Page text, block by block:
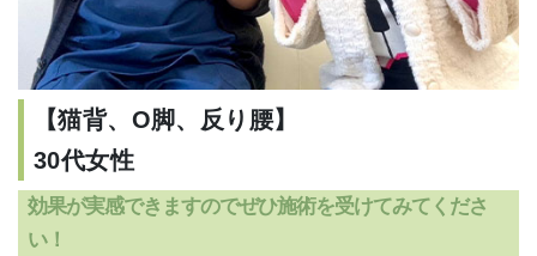
【猫背、O脚、反り腰】
30代女性
効果が実感できますのでぜひ施術を受けてみてくださ
い！